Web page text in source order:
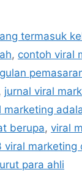
termasuk
, contoh viral
jurnal viral
marketing
berupa, viral
viral marketing
para ahli